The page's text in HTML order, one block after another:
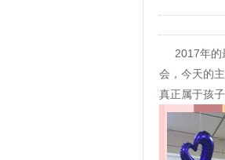
2017年的
会，今天的
真正属于孩子